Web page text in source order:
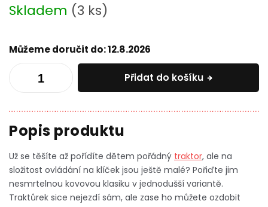
Měrná
cena:
Skladem (3 ks)
Můžeme doručit do:12.8.2026
Přidat do košíku
Už se těšíte až pořídíte dětem pořádný traktor, ale na
složitost ovládání na klíček jsou ještě malé? Pořiďte jim
nesmrtelnou kovovou klasiku v jednodušší variantě.
Traktůrek sice nejezdí sám, ale zase ho můžete ozdobit